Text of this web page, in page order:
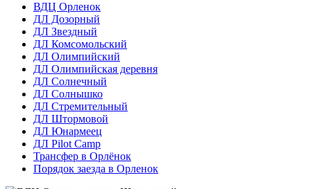
ВДЦ Орленок
ДЛ Дозорный
ДЛ Звездный
ДЛ Комсомольский
ДЛ Олимпийский
ДЛ Олимпийская деревня
ДЛ Солнечный
ДЛ Солнышко
ДЛ Стремительный
ДЛ Штормовой
ДЛ Юнармеец
ДЛ Pilot Camp
Трансфер в Орлёнок
Порядок заезда в Орленок